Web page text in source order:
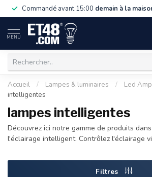
Commandé avant 15:00 demain à la
MENU
Accueil / Lampes & luminaires / Led
intelligentes
lampes intelligentes
Découvrez ici notre gamme de produits
l'éclairage intelligent. Contrôlez l'éclairage
Filtres